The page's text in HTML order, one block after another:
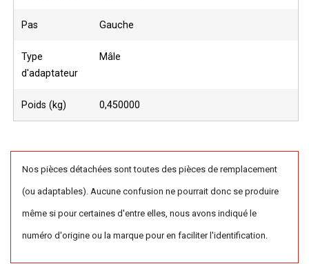
Pas Gauche
Type
d'adaptateur
Mâle
Poids (kg) 0,450000
Nos pièces détachées sont toutes des pièces de remplacement
(ou adaptables). Aucune confusion ne pourrait donc se produire
même si pour certaines d'entre elles, nous avons indiqué le
numéro d'origine ou la marque pour en faciliter l'identification.